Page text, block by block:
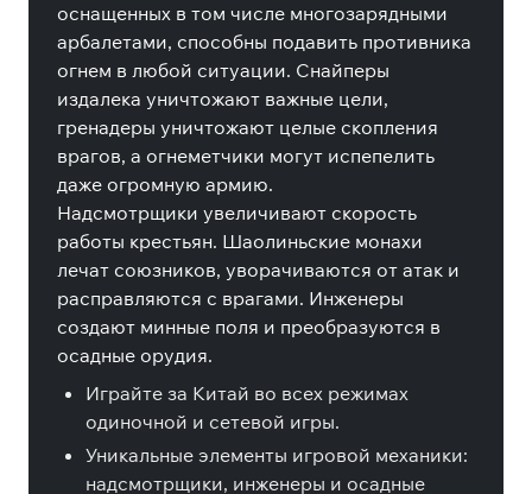
оснащенных в том числе многозарядными
арбалетами, способны подавить противника
огнем в любой ситуации. Снайперы
издалека уничтожают важные цели,
гренадеры уничтожают целые скопления
врагов, а огнеметчики могут испепелить
даже огромную армию.
Надсмотрщики увеличивают скорость
работы крестьян. Шаолиньские монахи
лечат союзников, уворачиваются от атак и
расправляются с врагами. Инженеры
создают минные поля и преобразуются в
осадные орудия.
Играйте за Китай во всех режимах
одиночной и сетевой игры.
Уникальные элементы игровой механики:
надсмотрщики, инженеры и осадные